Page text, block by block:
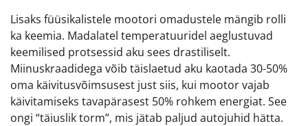
Lisaks füüsikalistele mootori omadustele mängib rolli
ka keemia. Madalatel temperatuuridel aeglustuvad
keemilised protsessid aku sees drastiliselt.
Miinuskraadidega võib täislaetud aku kaotada 30-50%
oma käivitusvõimsusest just siis, kui mootor vajab
käivitamiseks tavapärasest 50% rohkem energiat. See
ongi “täiuslik torm”, mis jätab paljud autojuhid hätta.